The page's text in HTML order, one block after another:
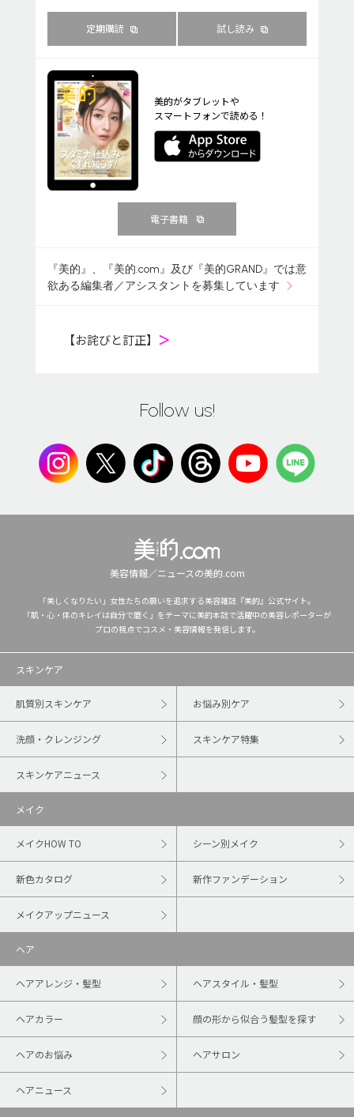
定期購読 試し読み
美的がタブレットや
スマートフォンで読める！
電子書籍
『美的』、『美的.com』及び『美的GRAND』では意
欲ある編集者／アシスタントを募集しています
【お詫びと訂正】 ＞
Follow us!
美容情報／ニュースの美的.com
「美しくなりたい」女性たちの願いを追求する美容雑誌『美的』公式サイト。
「肌・心・体のキレイは自分で磨く」をテーマに美的本誌で活躍中の美容レポーターが
プロの視点でコスメ・美容情報を発信します。
スキンケア
肌質別スキンケア お悩み別ケア
洗顔・クレンジング スキンケア特集
スキンケアニュース
メイク
メイクHOW TO シーン別メイク
新色カタログ 新作ファンデーション
メイクアップニュース
ヘア
ヘアアレンジ・髪型 ヘアスタイル・髪型
ヘアカラー 顔の形から似合う髪型を探す
ヘアのお悩み ヘアサロン
ヘアニュース